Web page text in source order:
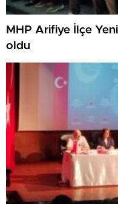
MHP Arifiye İlçe
oldu